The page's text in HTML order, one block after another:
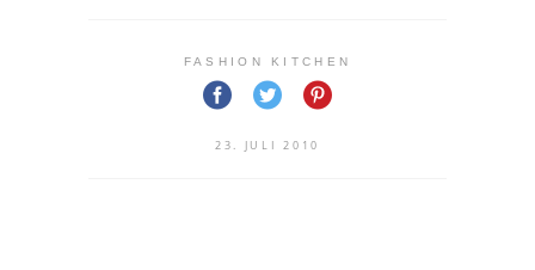
FASHION KITCHEN
23. JULI 2010